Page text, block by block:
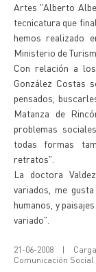
Artes "Alberto
tecnicatura que
hemos realizado
Ministerio de
Con relación a
González Costas
pensados,
Matanza de
problemas
todas formas
retratos".
La doctora
variados, me
humanos, y
variado".
21-06-2008 |
Comunicación Social